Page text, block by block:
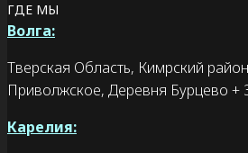
ГДЕ МЫ
Волга:
Тверская Область, Кимрский
Приволжское, Деревня Бурцево +
Карелия: